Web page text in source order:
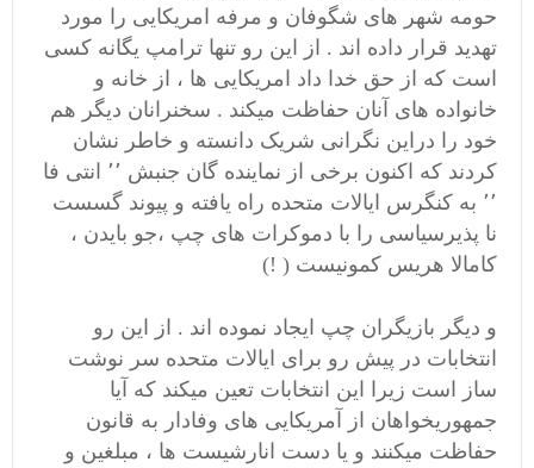
حومه شهر های شگوفان و مرفه امریکایی را مورد
تهدید قرار داده اند . از این رو تنها ترامپ یگانه کسی
است که از حق خدا داد امریکایی ها ، از خانه و
خانواده های آنان حفاظت میکند . سخنرانان دیگر هم
خود را دراین نگرانی شریک دانسته و خاطر نشان
کردند که اکنون برخی از نماینده گان جنبش ٬٬ انتی فا
٬٬ به کنگرس ایالات متحده راه یافته و پیوند گسست
نا پذیرسیاسی را با دموکرات های چپ ،جو بایدن ،
کامالا هریس کمونیست ( !)
و دیگر بازیگران چپ ایجاد نموده اند . از این رو
انتخابات در پیش رو برای ایالات متحده سر نوشت
ساز است زیرا این انتخابات تعین میکند که آیا
جمهوریخواهان از آمریکایی های وفادار به قانون
حفاظت میکنند و یا دست انارشیست ها ، مبلغین و